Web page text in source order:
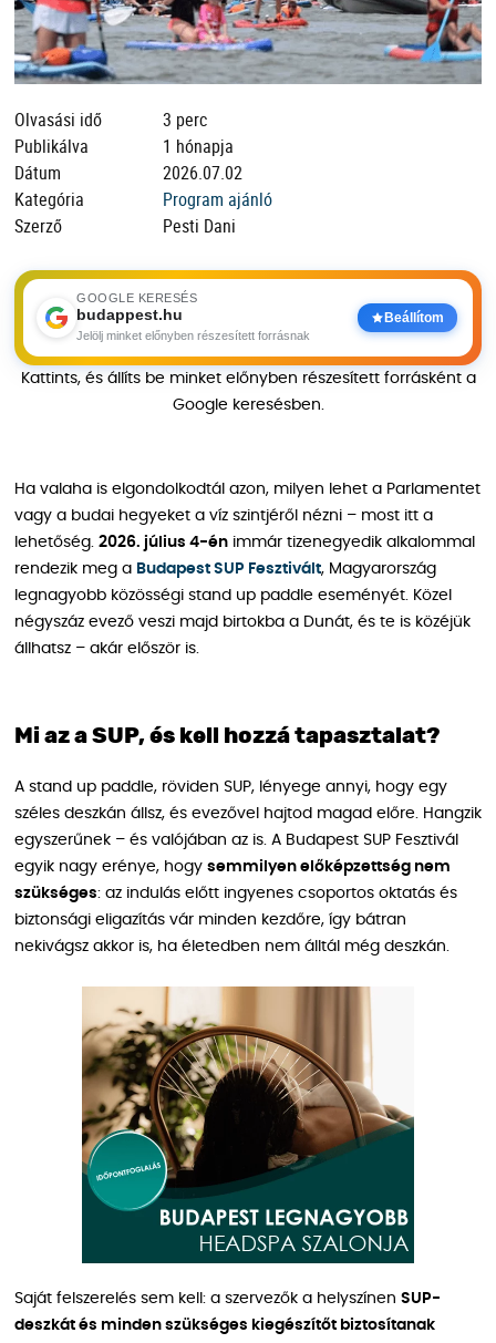
Olvasási idő
3 perc
Publikálva
1 hónapja
Dátum
2026.07.02
Kategória
Program ajánló
Szerző
Pesti Dani
GOOGLE KERESÉS
budappest.hu
Jelölj minket előnyben részesített forrásnak
Beállítom
Kattints, és állíts be minket előnyben részesített forrásként a
Google keresésben.
Ha valaha is elgondolkodtál azon, milyen lehet a Parlamentet
vagy a budai hegyeket a víz szintjéről nézni – most itt a
lehetőség. 2026. július 4-én immár tizenegyedik alkalommal
rendezik meg a Budapest SUP Fesztivált, Magyarország
legnagyobb közösségi stand up paddle eseményét. Közel
négyszáz evező veszi majd birtokba a Dunát, és te is közéjük
állhatsz – akár először is.
Mi az a SUP, és kell hozzá tapasztalat?
A stand up paddle, röviden SUP, lényege annyi, hogy egy
széles deszkán állsz, és evezővel hajtod magad előre. Hangzik
egyszerűnek – és valójában az is. A Budapest SUP Fesztivál
egyik nagy erénye, hogy semmilyen előképzettség nem
szükséges: az indulás előtt ingyenes csoportos oktatás és
biztonsági eligazítás vár minden kezdőre, így bátran
nekivágsz akkor is, ha életedben nem álltál még deszkán.
Saját felszerelés sem kell: a szervezők a helyszínen SUP-
deszkát és minden szükséges kiegészítőt biztosítanak